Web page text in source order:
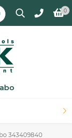
0
343409840